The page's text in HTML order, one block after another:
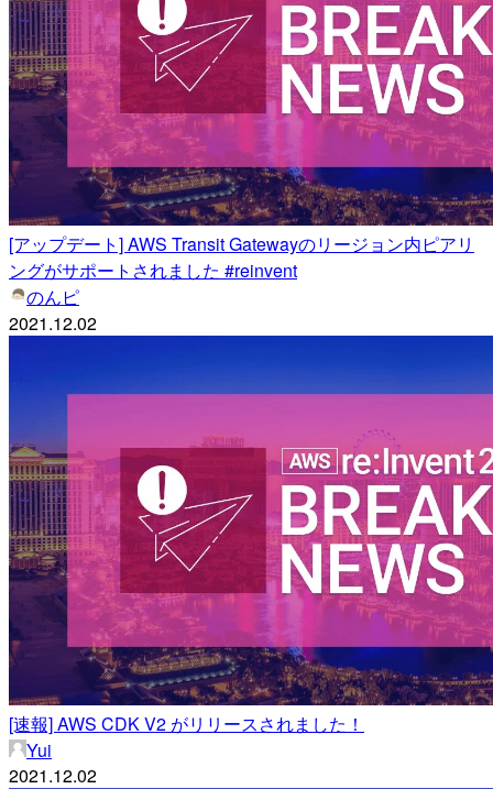
[アップデート] AWS Transit Gatewayのリージョン内ピアリ
ングがサポートされました #reinvent
のんピ
2021.12.02
[速報] AWS CDK V2 がリリースされました！
Yui
2021.12.02